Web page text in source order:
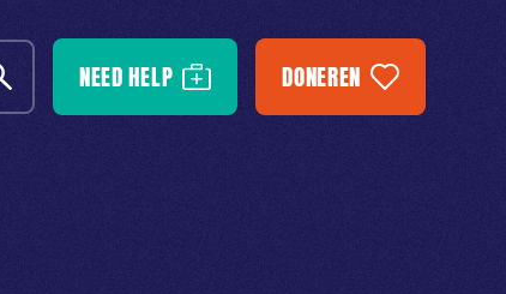
NEED HELP DONEREN